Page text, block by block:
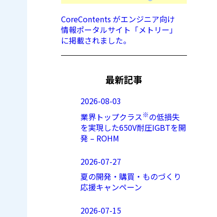
CoreContents がエンジニア向け
情報ポータルサイト「メトリー」
に掲載されました。
最新記事
2026-08-03
業界トップクラス※の低損失
を実現した650V耐圧IGBTを開
発 – ROHM
2026-07-27
夏の開発・購買・ものづくり
応援キャンペーン
2026-07-15